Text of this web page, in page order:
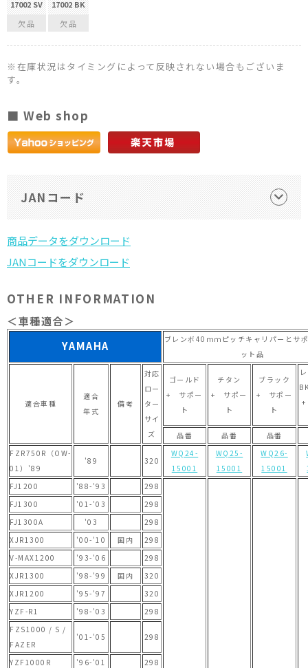
17002 SV
欠品
17002 BK
欠品
※在庫状況はタイミングによって反映されない場合もございま
す。
■ Web shop
JANコード
OTHER INFORMATION
＜車種適合＞
YAMAHA
ブレンボ40ｍｍピッチキャリパーとサ
ット品
適合車種
適合
年式
備考
対応
ロー
ター
サイ
ズ
ゴールド
+ サポー
ト
チタン
+ サポー
ト
ブラック
+ サポー
ト
品番 品番
品番
FZR750R（OW-
01）'89
'89 320
WQ24-
15001
WQ25-
15001
WQ26-
15001
FJ1200
'88-'93 298
FJ1300 '01-'03
298
FJ1300A
'03
298
XJR1300
'00-'10 国内
298
V-MAX1200
'93-'06
298
XJR1300
'98-'99 国内
320
XJR1200
'95-'97
320
YZF-R1
'98-'03
298
FZS1000 / S /
FAZER
'01-'05 298
YZF1000R '96-'01
298